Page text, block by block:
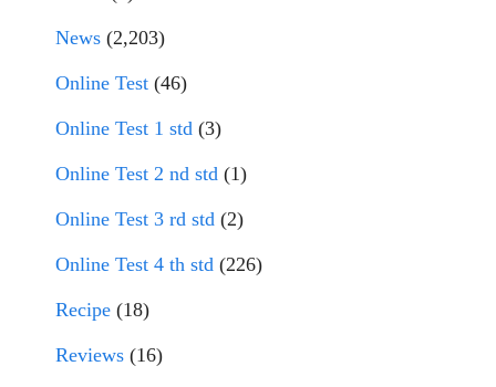
News (2,203)
Online Test (46)
Online Test 1 std (3)
Online Test 2 nd std (1)
Online Test 3 rd std (2)
Online Test 4 th std (226)
Recipe (18)
Reviews (16)